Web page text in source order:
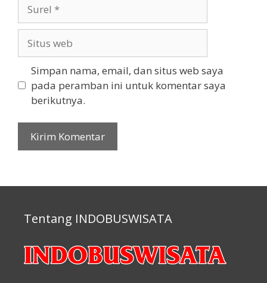
web
Simpan nama, email, dan situs web saya
pada peramban ini untuk komentar saya
berikutnya.
Tentang INDOBUSWISATA